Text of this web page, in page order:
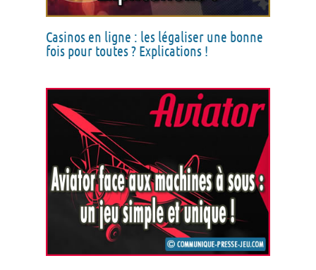
Casinos en ligne : les légaliser une bonne
fois pour toutes ? Explications !